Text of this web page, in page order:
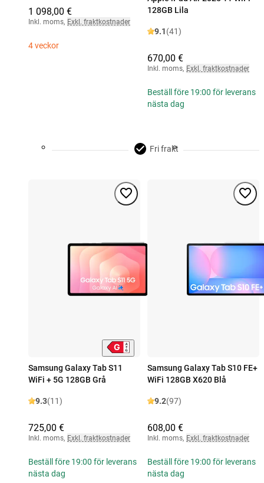
1 098,00 €
Inkl. moms, Exkl. fraktkostnader
4 veckor
128GB Lila
9.1(41)
670,00 €
Inkl. moms, Exkl. fraktkostnader
Beställ före 19:00 för leverans
nästa dag
Fri frakt
Samsung Galaxy Tab S11
WiFi + 5G 128GB Grå
9.3(11)
725,00 €
Inkl. moms, Exkl. fraktkostnader
Beställ före 19:00 för leverans
nästa dag
Samsung Galaxy Tab S10 FE+
WiFi 128GB X620 Blå
9.2(97)
608,00 €
Inkl. moms, Exkl. fraktkostnader
Beställ före 19:00 för leverans
nästa dag